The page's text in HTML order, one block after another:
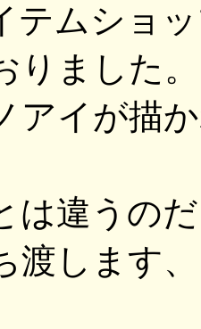
テムショ
りました
アイが描
は違うの
渡します